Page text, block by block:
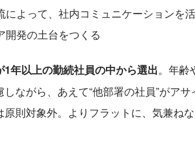
によって、社内コミュニケーションを
開発の土台をつくる
1年以上の勤続社員の中から選出。年齢
しながら、あえて“他部署の社員”がア
則対象外。よりフラットに、気兼ね